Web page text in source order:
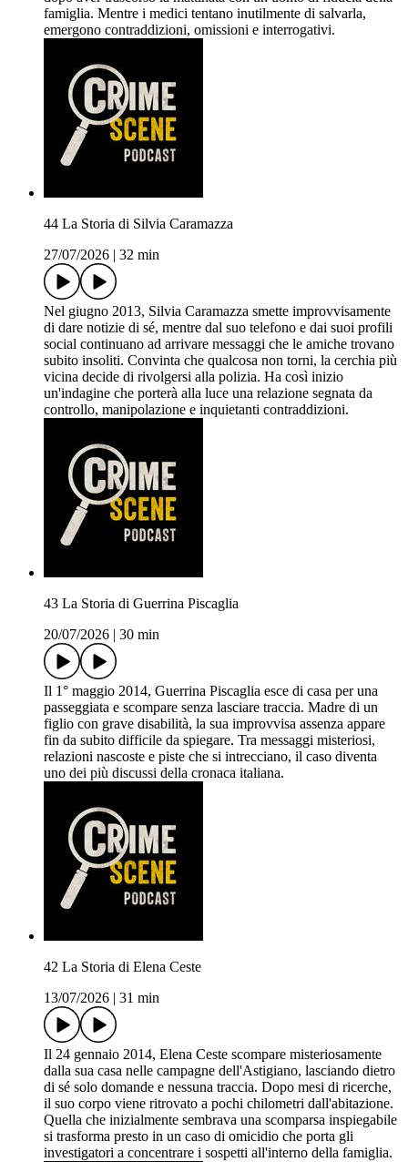
famiglia. Mentre i medici tentano inutilmente di salvarla,
emergono contraddizioni, omissioni e interrogativi.
44 La Storia di Silvia Caramazza
27/07/2026
32 min
Nel giugno 2013, Silvia Caramazza smette improvvisamente
di dare notizie di sé, mentre dal suo telefono e dai suoi profili
social continuano ad arrivare messaggi che le amiche trovano
subito insoliti. Convinta che qualcosa non torni, la cerchia più
vicina decide di rivolgersi alla polizia. Ha così inizio
un'indagine che porterà alla luce una relazione segnata da
controllo, manipolazione e inquietanti contraddizioni.
43 La Storia di Guerrina Piscaglia
20/07/2026
30 min
Il 1° maggio 2014, Guerrina Piscaglia esce di casa per una
passeggiata e scompare senza lasciare traccia. Madre di un
figlio con grave disabilità, la sua improvvisa assenza appare
fin da subito difficile da spiegare. Tra messaggi misteriosi,
relazioni nascoste e piste che si intrecciano, il caso diventa
uno dei più discussi della cronaca italiana.
42 La Storia di Elena Ceste
13/07/2026
31 min
Il 24 gennaio 2014, Elena Ceste scompare misteriosamente
dalla sua casa nelle campagne dell'Astigiano, lasciando dietro
di sé solo domande e nessuna traccia. Dopo mesi di ricerche,
il suo corpo viene ritrovato a pochi chilometri dall'abitazione.
Quella che inizialmente sembrava una scomparsa inspiegabile
si trasforma presto in un caso di omicidio che porta gli
investigatori a concentrare i sospetti all'interno della famiglia.